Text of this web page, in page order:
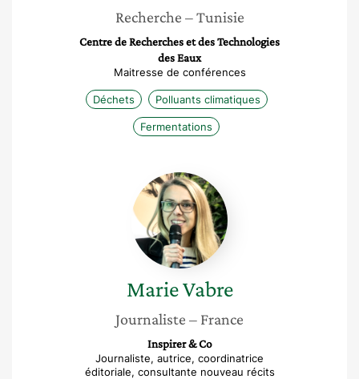
Recherche – Tunisie
Centre de Recherches et des Technologies
des Eaux
Maitresse de conférences
Déchets Polluants climatiques
Fermentations
Marie
Vabre
MarieVabre
Journaliste – France
Inspirer & Co
Journaliste, autrice, coordinatrice
éditoriale, consultante nouveau récits